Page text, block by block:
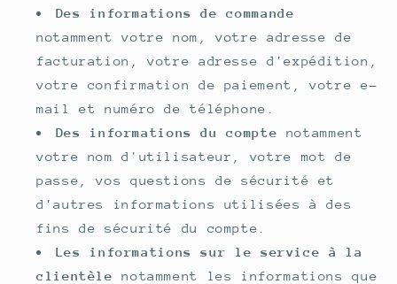
Des informations de commande
notamment votre nom, votre adresse de
facturation, votre adresse d'expédition,
votre confirmation de paiement, votre e-
mail et numéro de téléphone.
Des informations du compte notamment
votre nom d'utilisateur, votre mot de
passe, vos questions de sécurité et
d'autres informations utilisées à des
fins de sécurité du compte.
Les informations sur le service à la
clientèle notamment les informations que